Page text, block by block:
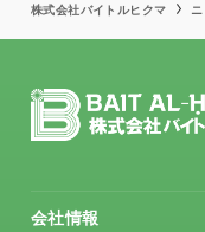
株式会社バイトルヒクマ
会社情報